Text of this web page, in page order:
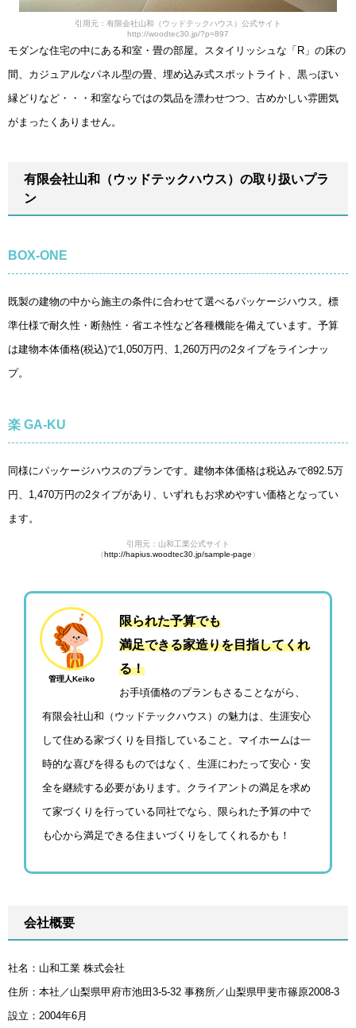
引用元：有限会社山和（ウッドテックハウス）公式サイト
http://woodtec30.jp/?p=897
モダンな住宅の中にある和室・畳の部屋。スタイリッシュな「R」の床の
間、カジュアルなパネル型の畳、埋め込み式スポットライト、黒っぽい
縁どりなど・・・和室ならではの気品を漂わせつつ、古めかしい雰囲気
がまったくありません。
有限会社山和（ウッドテックハウス）の取り扱いプラ
ン
BOX-ONE
既製の建物の中から施主の条件に合わせて選べるパッケージハウス。標
準仕様で耐久性・断熱性・省エネ性など各種機能を備えています。予算
は建物本体価格(税込)で1,050万円、1,260万円の2タイプをラインナッ
プ。
楽 GA-KU
同様にパッケージハウスのプランです。建物本体価格は税込みで892.5万
円、1,470万円の2タイプがあり、いずれもお求めやすい価格となってい
ます。
引用元：山和工業公式サイト
（http://hapius.woodtec30.jp/sample-page ）
管理人Keiko
限られた予算でも
満足できる家造りを目指してくれ
る！
お手頃価格のプランもさることながら、
有限会社山和（ウッドテックハウス）の魅力は、生涯安心
して住める家づくりを目指していること。マイホームは一
時的な喜びを得るものではなく、生涯にわたって安心・安
全を継続する必要があります。クライアントの満足を求め
て家づくりを行っている同社でなら、限られた予算の中で
も心から満足できる住まいづくりをしてくれるかも！
会社概要
社名：山和工業 株式会社
住所：本社／山梨県甲府市池田3-5-32 事務所／山梨県甲斐市篠原2008-3
設立：2004年6月